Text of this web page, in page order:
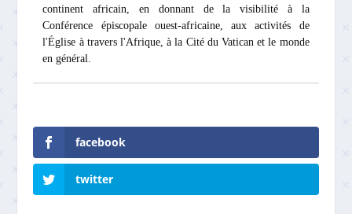
continent africain, en donnant de la visibilité à la
Conférence épiscopale ouest-africaine, aux activités de
l'Église à travers l'Afrique, à la Cité du Vatican et le monde
en général.
facebook
twitter